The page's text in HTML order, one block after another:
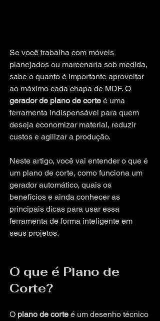
Se você trabalha com móveis
planejados ou marcenaria sob medida,
sabe o quanto é importante aproveitar
ao máximo cada chapa de MDF. O
gerador de plano de corte é uma
ferramenta indispensável para quem
deseja economizar material, reduzir
custos e agilizar a produção.
Neste artigo, você vai entender o que é
um plano de corte, como funciona um
gerador automático, quais os
benefícios e ainda conhecer as
principais dicas para usar essa
ferramenta de forma inteligente em
seus projetos.
O que é Plano de
Corte?
O plano de corte é um desenho técnico